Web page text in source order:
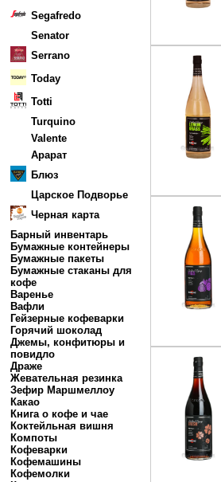
Segafredo
Senator
Serrano
Today
Totti
Turquino
Valente
Арарат
Блюз
Царское Подворье
Черная карта
Барный инвентарь
Бумажные контейнеры
Бумажные пакеты
Бумажные стаканы для
кофе
Варенье
Вафли
Гейзерные кофеварки
Горячий шоколад
Джемы, конфитюры и
повидло
Драже
Жевательная резинка
Зефир Маршмеллоу
Какао
Книга о кофе и чае
Коктейльная вишня
Компоты
Кофеварки
Кофемашины
Кофемолки